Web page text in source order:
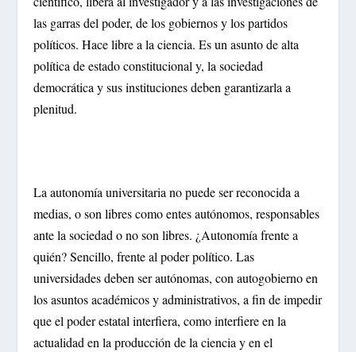
las garras del poder, de los gobiernos y los partidos
políticos. Hace libre a la ciencia. Es un asunto de alta
política de estado constitucional y, la sociedad
democrática y sus instituciones deben garantizarla a
plenitud.
La autonomía universitaria no puede ser reconocida a
medias, o son libres como entes autónomos, responsables
ante la sociedad o no son libres. ¿Autonomía frente a
quién? Sencillo, frente al poder político. Las
universidades deben ser autónomas, con autogobierno en
los asuntos académicos y administrativos, a fin de impedir
que el poder estatal interfiera, como interfiere en la
actualidad en la producción de la ciencia y en el